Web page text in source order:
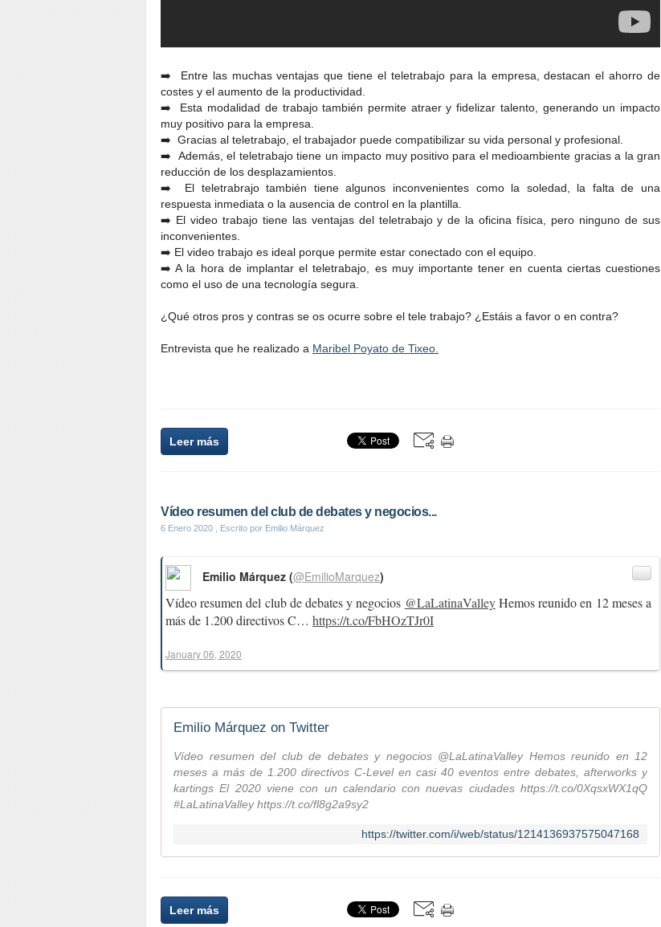
➡️ Entre las muchas ventajas que tiene el teletrabajo para la empresa, destacan el ahorro de
costes y el aumento de la productividad.
➡️ Esta modalidad de trabajo también permite atraer y fidelizar talento, generando un impacto
muy positivo para la empresa.
➡️ Gracias al teletrabajo, el trabajador puede compatibilizar su vida personal y profesional.
➡️ Además, el teletrabajo tiene un impacto muy positivo para el medioambiente gracias a la gran
reducción de los desplazamientos.
➡️ El teletrabrajo también tiene algunos inconvenientes como la soledad, la falta de una
respuesta inmediata o la ausencia de control en la plantilla.
➡️ El video trabajo tiene las ventajas del teletrabajo y de la oficina física, pero ninguno de sus
inconvenientes.
➡️ El video trabajo es ideal porque permite estar conectado con el equipo.
➡️ A la hora de implantar el teletrabajo, es muy importante tener en cuenta ciertas cuestiones
como el uso de una tecnología segura.
¿Qué otros pros y contras se os ocurre sobre el tele trabajo? ¿Estáis a favor o en contra?
Entrevista que he realizado a Maribel Poyato de Tixeo.
Leer más
Vídeo resumen del club de debates y negocios...
6 Enero 2020 , Escrito por Emilio Márquez
Vídeo resumen del club de debates y negocios @LaLatinaValleyHemos reunido en 12 meses a
más de 1.200 directivos C… https://t.co/FbHOzTJr0I
Emilio Márquez (@EmilioMarquez)
January 06, 2020
Emilio Márquez on Twitter
Vídeo resumen del club de debates y negocios @LaLatinaValley Hemos reunido en 12
meses a más de 1.200 directivos C-Level en casi 40 eventos entre debates, afterworks y
kartings El 2020 viene con un calendario con nuevas ciudades https://t.co/0XqsxWX1qQ
#LaLatinaValley https://t.co/fl8g2a9sy2
https://twitter.com/i/web/status/1214136937575047168
Leer más